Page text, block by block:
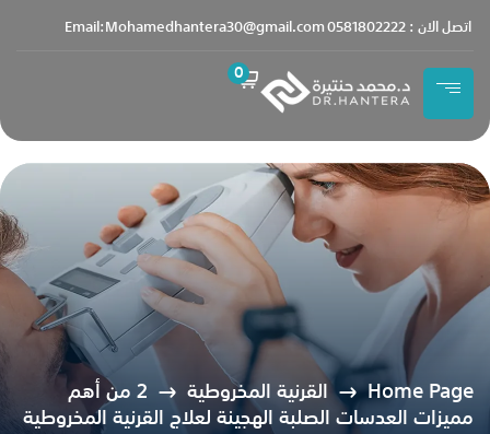
اتصل الان : 0581802222 Email:Mohamedhantera30@gmail.com
0
Home Page القرنية المخروطية
2 من أهم
مميزات العدسات الصلبة الهجينة لعلاج القرنية المخروطية